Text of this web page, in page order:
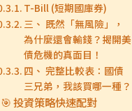
T-Bill (短期國庫券)
三、 既然「無風險」，
為什麼還會輸錢？揭開美
債危機的真面目！
四、 完整比較表：國債
三兄弟，我該買哪一種？
🎯 投資策略快速配對